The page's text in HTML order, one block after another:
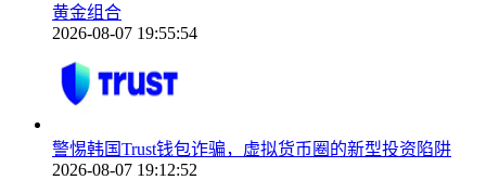
黄金组合
2026-08-07 19:55:54
警惕韩国Trust钱包诈骗，虚拟货币圈的新型投资陷阱
2026-08-07 19:12:52